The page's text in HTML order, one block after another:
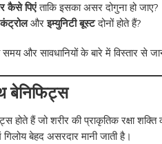
कैसे पिएंताकि इसका असर दोगुना हो जाए?
औरइम्युनिटी बूस्टदोनों होते हैं?
और सावधानियों के बारे में विस्तार से
बेनिफिट्स
होते हैं जो शरीर की प्राकृतिक रक्षा
बेहद असरदार मानी जाती है।